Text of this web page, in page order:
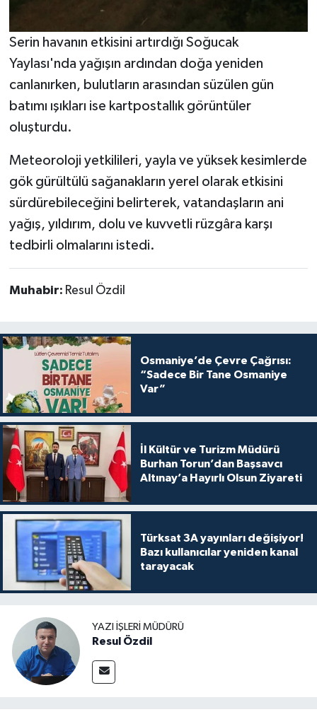
Serin havanın etkisini artırdığı Soğucak
Yaylası'nda yağışın ardından doğa yeniden
canlanırken, bulutların arasından süzülen gün
batımı ışıkları ise kartpostallık görüntüler
oluşturdu.
Meteoroloji yetkilileri, yayla ve yüksek kesimlerde
gök gürültülü sağanakların yerel olarak etkisini
sürdürebileceğini belirterek, vatandaşların ani
yağış, yıldırım, dolu ve kuvvetli rüzgâra karşı
tedbirli olmalarını istedi.
Muhabir: Resul Özdil
Osmaniye’de Çevre Çağrısı:
“Sadece Bir Tane Osmaniye
Var”
İl Kültür ve Turizm Müdürü
Burhan Torun’dan Başsavcı
Altınay’a Hayırlı Olsun Ziyareti
Türksat 3A yayınları değişiyor!
Bazı kullanıcılar yeniden kanal
tarayacak
YAZI İŞLERI MÜDÜRÜ
Resul Özdil